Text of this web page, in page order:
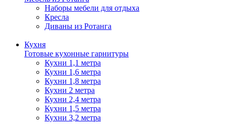
Наборы мебели для отдыха
Кресла
Диваны из Ротанга
Кухня
Готовые кухонные гарнитуры
Кухни 1,1 метра
Кухни 1,6 метра
Кухни 1,8 метра
Кухни 2 метра
Кухни 2,4 метра
Кухни 1,5 метра
Кухни 3,2 метра